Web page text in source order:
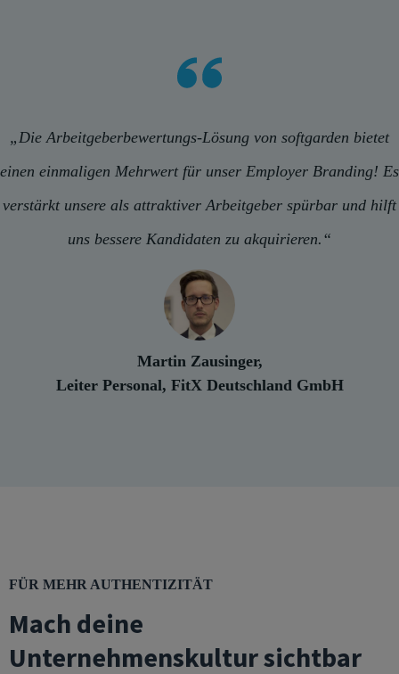
„Die Arbeitgeberbewertungs-Lösung von softgarden bietet
einen einmaligen Mehrwert für unser Employer Branding! Es
verstärkt unsere als attraktiver Arbeitgeber spürbar und hilft
uns bessere Kandidaten zu akquirieren.“
Martin Zausinger,
Leiter Personal, FitX Deutschland GmbH
FÜR MEHR AUTHENTIZITÄT
Mach deine
Unternehmenskultur sichtbar